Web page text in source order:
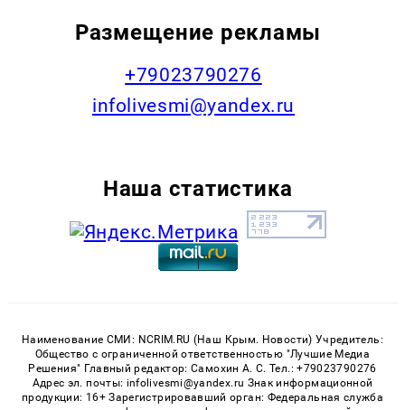
Размещение рекламы
+79023790276
infolivesmi@yandex.ru
Наша статистика
Наименование СМИ: NCRIM.RU (Наш Крым. Новости) Учредитель:
Общество с ограниченной ответственностью "Лучшие Медиа
Решения" Главный редактор: Самохин А. С. Тел.: +79023790276
Адрес эл. почты: infolivesmi@yandex.ru Знак информационной
продукции: 16+ Зарегистрировавший орган: Федеральная служба